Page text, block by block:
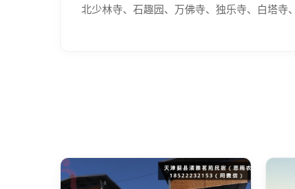
北少林寺、石趣园、万佛寺、独乐寺、白塔